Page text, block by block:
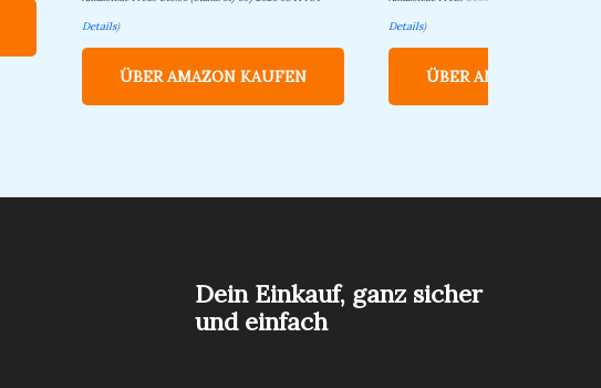
Details)
ÜBER AMAZON KAUFEN
Details)
ÜBER AMAZON
Dein Einkauf, ganz sicher
und einfach